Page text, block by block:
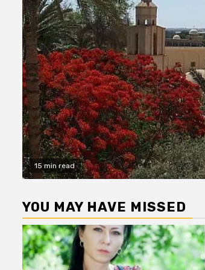
15 min read
YOU MAY HAVE MISSED